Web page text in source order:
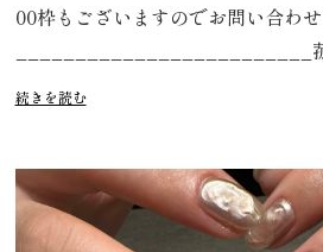
00枠もございますのでお問い合わ
_________________________
続きを読む